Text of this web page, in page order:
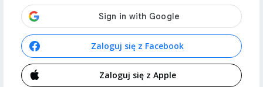
Zaloguj się z Facebook
Zaloguj się z Apple